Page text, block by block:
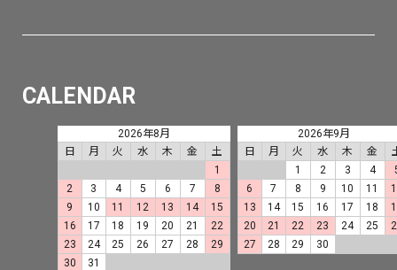
CALENDAR
2026年8月
日
月 火 水 木 金
土
1
2
3 4 5 6 7
8
9
10 11 12 13 14
15
16
17 18 19 20 21
22
23
24 25 26 27 28
29
30
31
2026年9月
日
月 火 水 木 金
1
2 3 4
6
7 8 9 10 11
13
14 15 16 17 18
20
21 22 23 24 25
27
28 29 30